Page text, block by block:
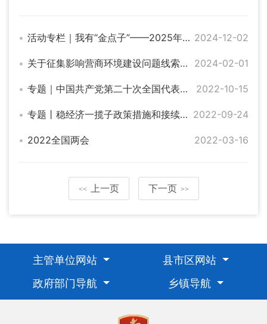
活动专栏｜我有“金点子”——2025年湖南省政府工作报告意见建议征集 2024-12-02
关于征集影响营商环境建设问题线索的公告 2024-02-01
专题｜中国共产党第二十次全国代表大会 2022-10-15
专题丨稳经济一揽子政策措施和接续政策 2022-09-24
2022全国两会 2022-03-16
<< 上一页 下一页 >>
主管单位网站
县市区网站
政府部门导航
乡镇导航